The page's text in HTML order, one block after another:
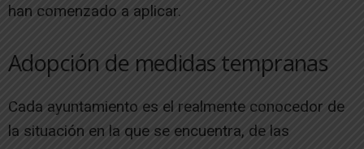
han comenzado a aplicar.
Adopción de medidas tempranas
Cada ayuntamiento es el realmente conocedor de
la situación en la que se encuentra, de las